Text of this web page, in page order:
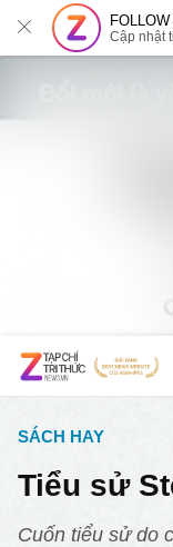
Cập nhật
SÁCH HAY
Tiểu sử
Cuốn tiểu sử do